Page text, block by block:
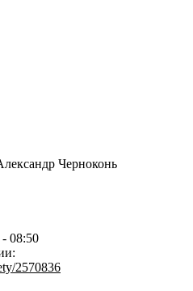
Черноконь
08:50
2570836